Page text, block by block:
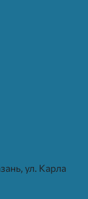
ул. Карла